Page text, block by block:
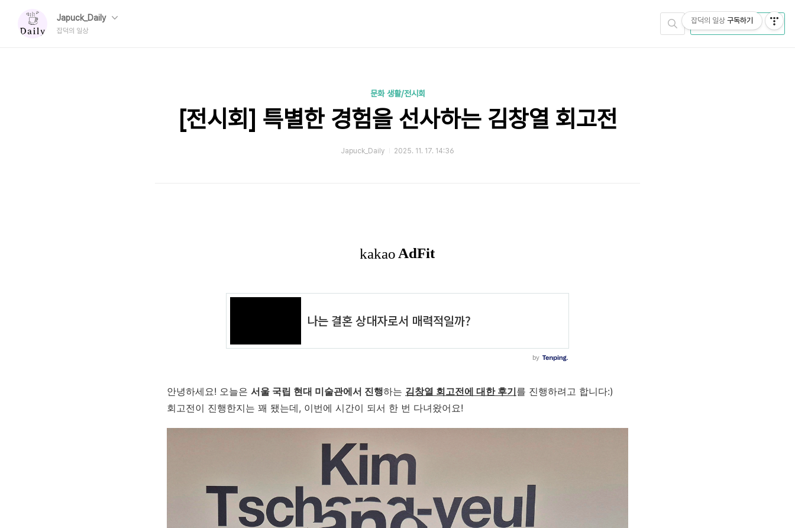
Japuck_Daily
잡덕의 일상
CATEGORY
문화 생활/전시회
[전시회] 특별한 경험을 선사하는 김창열 회고전
Japuck_Daily 2025. 11. 17. 14:36
안녕하세요! 오늘은 서울 국립 현대 미술관에서 진행하는 김창열 회고전에 대한 후기를 진행하려고 합니다:)
회고전이 진행한지는 꽤 됐는데, 이번에 시간이 되서 한 번 다녀왔어요!
잡덕의 일상 구독하기